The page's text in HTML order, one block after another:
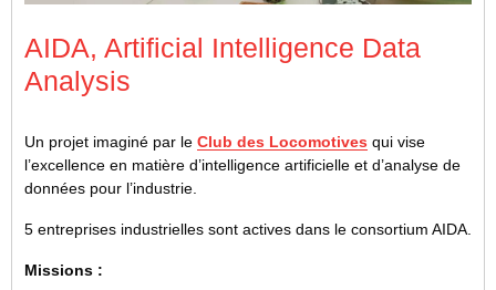
AIDA, Artificial Intelligence Data
Analysis
Un projet imaginé par le Club des Locomotives qui vise
l’excellence en matière d’intelligence artificielle et d’analyse de
données pour l’industrie.
5 entreprises industrielles sont actives dans le consortium AIDA.
Missions :